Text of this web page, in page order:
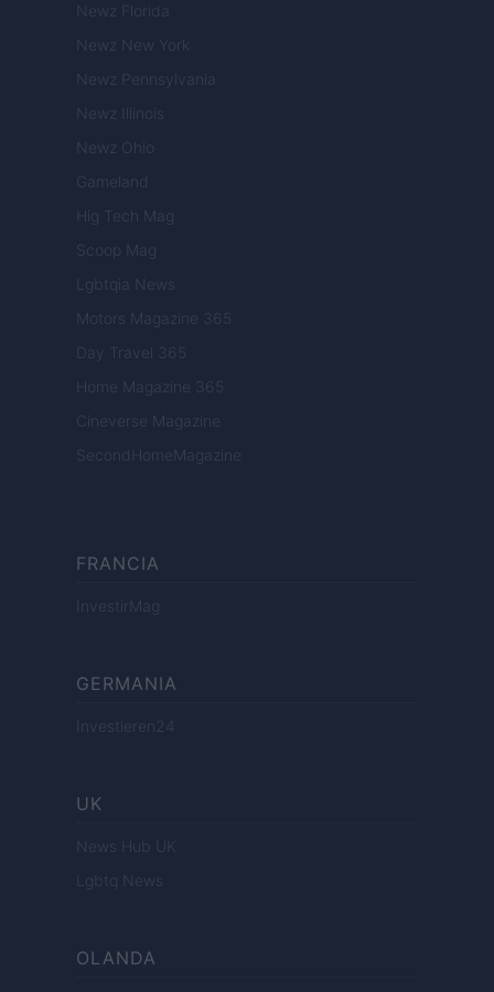
Newz Florida
Newz New York
Newz Pennsylvania
Newz Illinois
Newz Ohio
Gameland
Hig Tech Mag
Scoop Mag
Lgbtqia News
Motors Magazine 365
Day Travel 365
Home Magazine 365
Cineverse Magazine
SecondHomeMagazine
FRANCIA
InvestirMag
GERMANIA
Investieren24
UK
News Hub UK
Lgbtq News
OLANDA